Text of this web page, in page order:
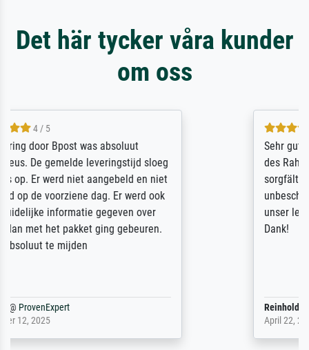
Det här tycker våra kunder
om oss
Sehr gute Qualität des Leinwanddrucks und
des Rahmens! Unser Bild wurde sehr
sorgfältig und sicher verpackt, so dass es
unbeschadet bei uns ankam. Es wird nicht
unser letzter Meisterdruck sein. Vielen
Dank!
Reinhold,